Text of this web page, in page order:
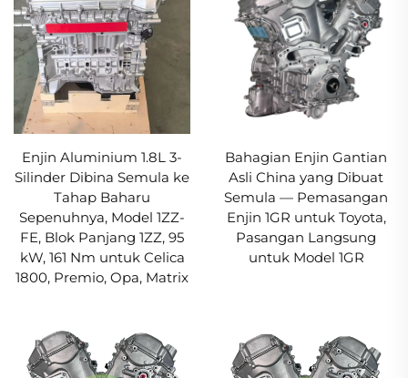
Enjin Aluminium 1.8L 3-
Silinder Dibina Semula ke
Tahap Baharu
Sepenuhnya, Model 1ZZ-
FE, Blok Panjang 1ZZ, 95
kW, 161 Nm untuk Celica
1800, Premio, Opa, Matrix
Bahagian Enjin Gantian
Asli China yang Dibuat
Semula — Pemasangan
Enjin 1GR untuk Toyota,
Pasangan Langsung
untuk Model 1GR